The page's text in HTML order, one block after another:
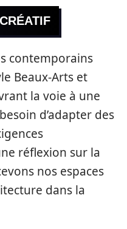
contemporains
Beaux-Arts et
la voie à une
d’adapter des
réflexion sur la
nos espaces
dans la